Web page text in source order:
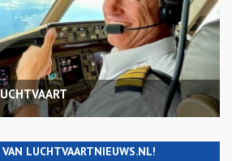
VAN LUCHTVAARTNIEUWS.NL!